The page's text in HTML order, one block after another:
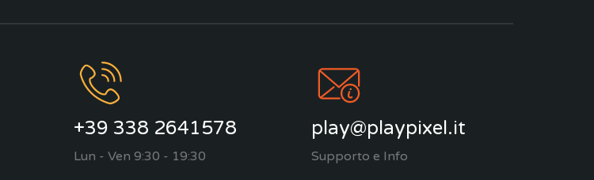
+39 338 2641578
Lun - Ven 9:30 - 19:30
play@playpixel.it
Supporto e Info